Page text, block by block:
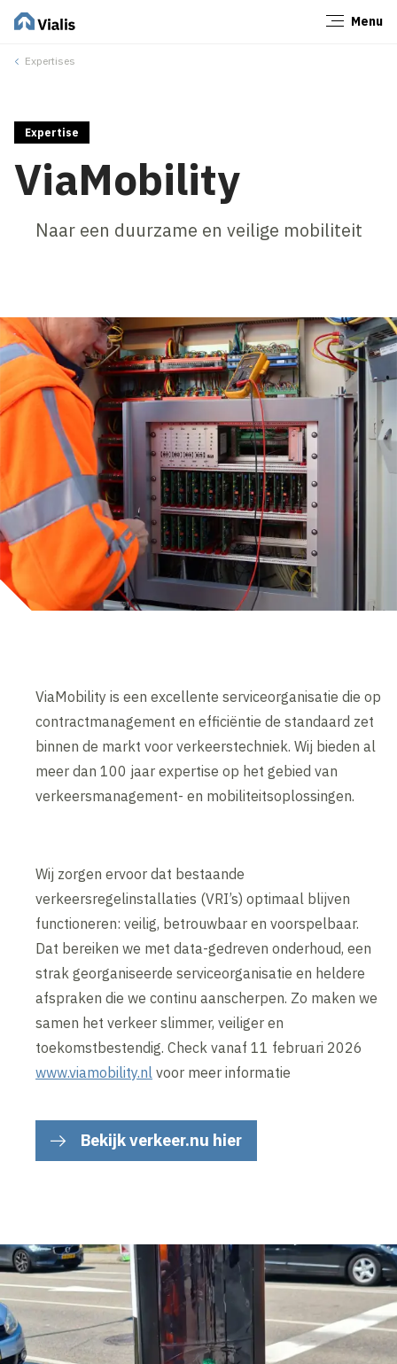
Menu
Expertises
Expertise
ViaMobility
Naar een duurzame en veilige mobiliteit
ViaMobility is een excellente serviceorganisatie die op
contractmanagement en efficiëntie de standaard zet
binnen de markt voor verkeerstechniek. Wij bieden al
meer dan 100 jaar expertise op het gebied van
verkeersmanagement- en mobiliteitsoplossingen.
Wij zorgen ervoor dat bestaande
verkeersregelinstallaties (VRI’s) optimaal blijven
functioneren: veilig, betrouwbaar en voorspelbaar.
Dat bereiken we met data-gedreven onderhoud, een
strak georganiseerde serviceorganisatie en heldere
afspraken die we continu aanscherpen. Zo maken we
samen het verkeer slimmer, veiliger en
toekomstbestendig. Check vanaf 11 februari 2026
www.viamobility.nl voor meer informatie
Bekijk verkeer.nu hier
Sluiten